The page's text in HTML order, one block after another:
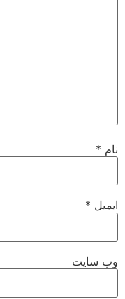
نام*
ایمیل*
وب‌ سایت